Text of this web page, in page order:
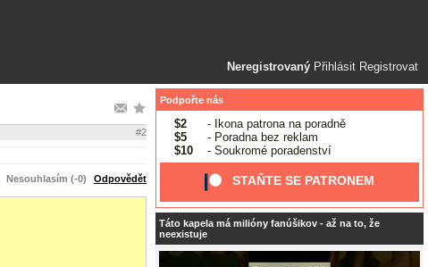
Neregistrovaný Přihlásit Registrovat
#2
Nesouhlasím (-0) Odpovědět
Podpořte nás
$2
- Ikona patrona na poradně
$5
- Poradna bez reklam
$10
- Soukromé poradenství
STAŇTE SE PATRONEM
Táto kapela má milióny fanúšikov - až na to, že
neexistuje